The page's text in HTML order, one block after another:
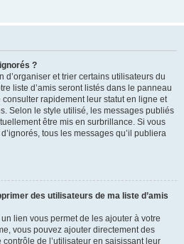
?
d’organiser et trier certains utilisateurs du
liste d’amis seront listés dans le panneau
rapidement leur statut en ligne et
Selon le style utilisé, les messages publiés
être mis en surbrillance. Si vous
tous les messages qu’il publiera
des utilisateurs de ma liste d’amis
lien vous permet de les ajouter à votre
vous pouvez ajouter directement des
de l’utilisateur en saisissant leur